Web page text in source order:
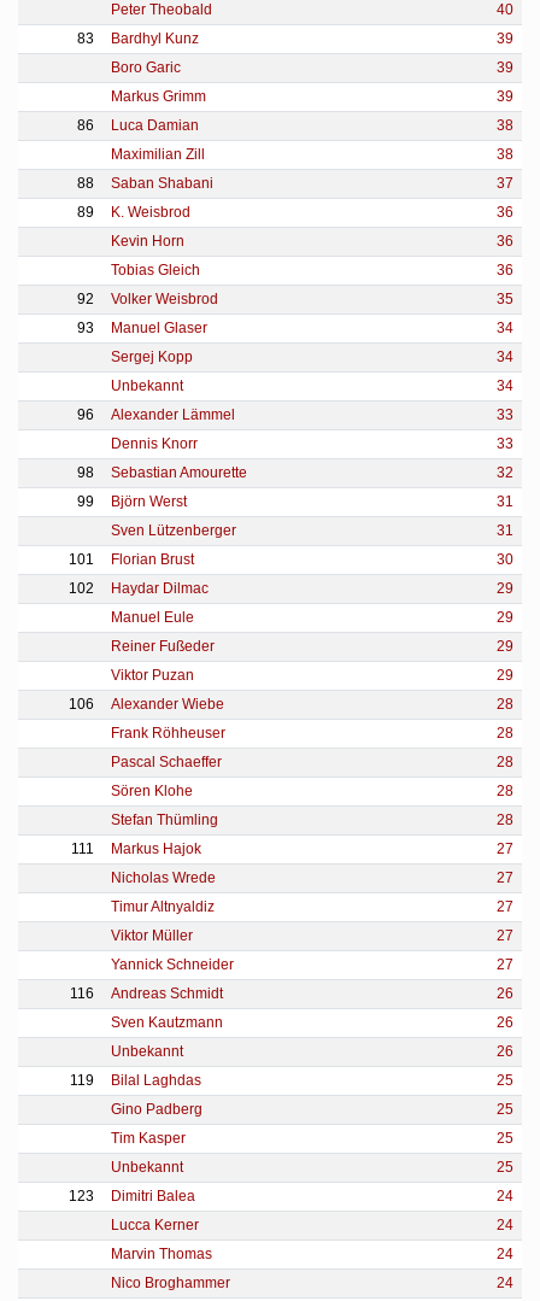
Peter Theobald
40
83
Bardhyl Kunz
39
Boro Garic
39
Markus Grimm
39
86
Luca Damian
38
Maximilian Zill
38
88
Saban Shabani
37
89
K. Weisbrod
36
Kevin Horn
36
Tobias Gleich
36
92
Volker Weisbrod
35
93
Manuel Glaser
34
Sergej Kopp
34
Unbekannt
34
96
Alexander Lämmel
33
Dennis Knorr
33
98
Sebastian Amourette
32
99
Björn Werst
31
Sven Lützenberger
31
101
Florian Brust
30
102
Haydar Dilmac
29
Manuel Eule
29
Reiner Fußeder
29
Viktor Puzan
29
106
Alexander Wiebe
28
Frank Röhheuser
28
Pascal Schaeffer
28
Sören Klohe
28
Stefan Thümling
28
111
Markus Hajok
27
Nicholas Wrede
27
Timur Altnyaldiz
27
Viktor Müller
27
Yannick Schneider
27
116
Andreas Schmidt
26
Sven Kautzmann
26
Unbekannt
26
119
Bilal Laghdas
25
Gino Padberg
25
Tim Kasper
25
Unbekannt
25
123
Dimitri Balea
24
Lucca Kerner
24
Marvin Thomas
24
Nico Broghammer
24